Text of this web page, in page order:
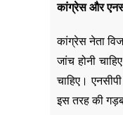
कांग्रेसऔर
कांग्रेस नेता
जांच होनी
चाहिए।
इस तरह की